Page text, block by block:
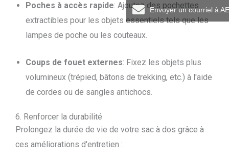
Poches à accès rapide: Ajoutez des pochettes
extractibles pour les objets essentiels tels que les
lampes de poche ou les couteaux.
Coups de fouet externes: Fixez les objets plus
volumineux (trépied, bâtons de trekking, etc.) à l'aide
de cordes ou de sangles antichocs.
6. Renforcer la durabilité
Prolongez la durée de vie de votre sac à dos grâce à
ces améliorations d'entretien :
Envoyer un courriel à